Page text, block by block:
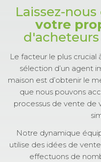
Laissez-nous
votre
Le facteur le plus
sélection d’un agent
maison est d’obtenir le
que nous pouvons
processus de vente de
Notre dynamique
utilise des idées de
effectuons de